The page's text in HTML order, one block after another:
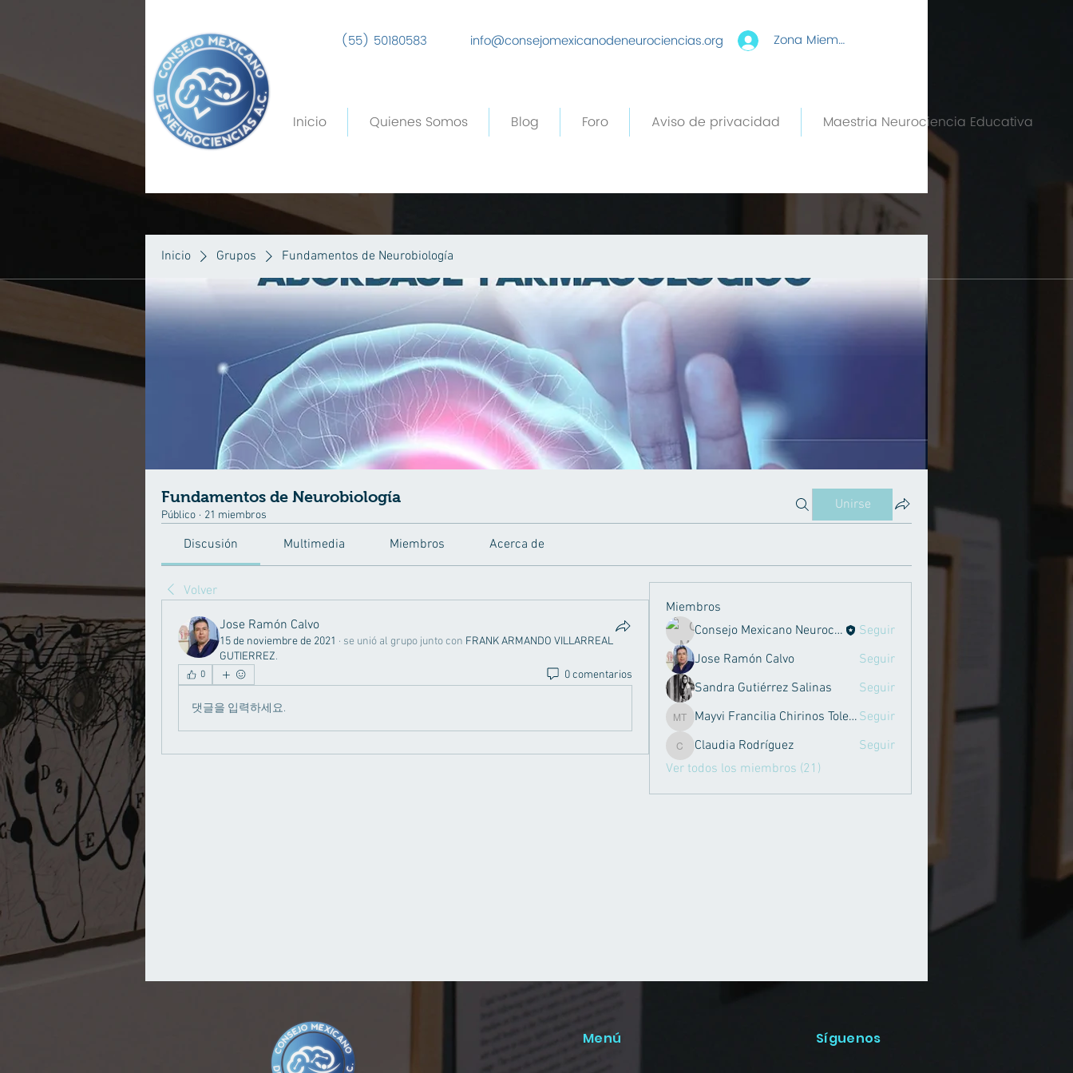
(55) 50180583 info@consejomexicanodeneurociencias.org Zona Miembros
Inicio Quienes Somos Blog Foro Aviso de privacidad Maestria Neurociencia Educativa
Inicio Grupos Fundamentos de Neurobiología
Fundamentos de Neurobiología
Público · 21 miembros
Unirse
Discusión Multimedia Miembros Acerca de
Volver
Jose Ramón Calvo
15 de noviembre de 2021 · se unió al grupo junto con FRANK ARMANDO VILLARREAL
GUTIERREZ.
0 0 comentarios
댓글을 입력하세요.
Miembros
Consejo Mexicano Neurociencias
Seguir
Jose Ramón Calvo
Seguir
Sandra Gutiérrez Salinas
Seguir
Mayvi Francilia Chirinos Toledo
Mayvi Francilia Chirinos Toledo Seguir
Claudia Rodríguez
Claudia Rodríguez
Seguir
Ver todos los miembros (21)
Menú Síguenos